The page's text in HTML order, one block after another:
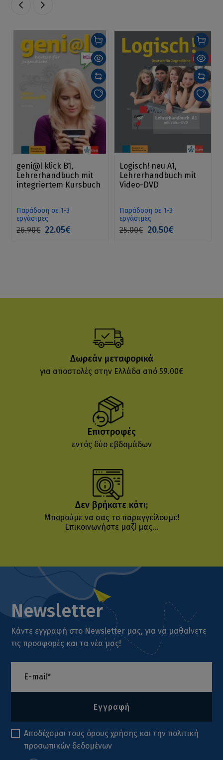
geni@l klick B1,
Lehrerhandbuch mit
integriertem Kursbuch
Παράδοση σε 1-3
εργάσιμες
26.90€ 22.05€
Logisch! neu A1,
Lehrerhandbuch mit
Video-DVD
Παράδοση σε 1-3
εργάσιμες
25.00€ 20.50€
Δωρεάν μεταφορικά
για αποστολές στην Ελλάδα από 59.00€
Επιστροφές
εντός δύο εβδομάδων
Δεν βρήκατε κάτι;
Μπορούμε να σας το παραγγείλουμε!
Επικοινωνήστε μαζί μας...
Newsletter
Κάντε εγγραφή στο Newsletter μας, για να μαθαίνετε
τις προσφορές και τα νέα μας!
Εγγραφή
Αποδέχομαι τους όρους χρήσης και τηνπολιτική
προσωπικών δεδομένων